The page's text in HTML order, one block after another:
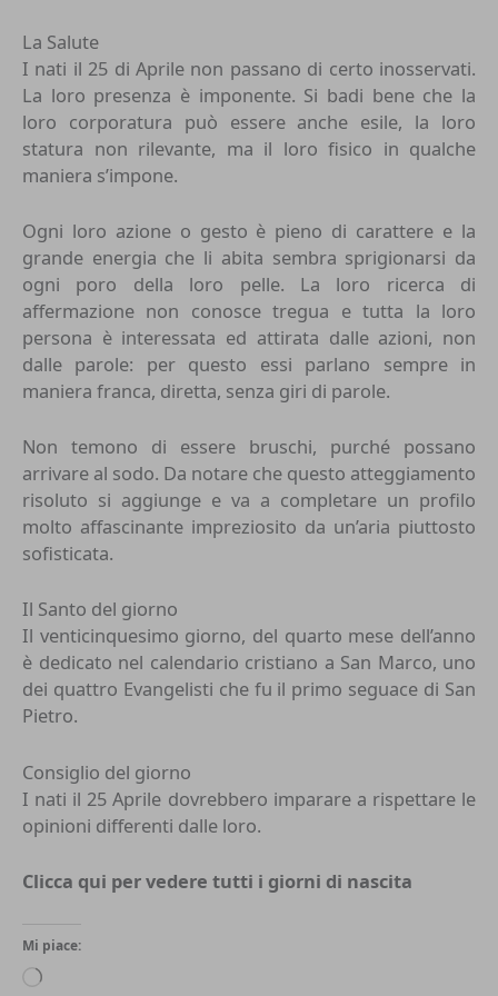
La Salute
I nati il 25 di Aprile non passano di certo inosservati.
La loro presenza è imponente. Si badi bene che la
loro corporatura può essere anche esile, la loro
statura non rilevante, ma il loro fisico in qualche
maniera s’impone.
Ogni loro azione o gesto è pieno di carattere e la
grande energia che li abita sembra sprigionarsi da
ogni poro della loro pelle. La loro ricerca di
affermazione non conosce tregua e tutta la loro
persona è interessata ed attirata dalle azioni, non
dalle parole: per questo essi parlano sempre in
maniera franca, diretta, senza giri di parole.
Non temono di essere bruschi, purché possano
arrivare al sodo. Da notare che questo atteggiamento
risoluto si aggiunge e va a completare un profilo
molto affascinante impreziosito da un’aria piuttosto
sofisticata.
Il Santo del giorno
Il venticinquesimo giorno, del quarto mese dell’anno
è dedicato nel calendario cristiano a San Marco, uno
dei quattro Evangelisti che fu il primo seguace di San
Pietro.
Consiglio del giorno
I nati il 25 Aprile dovrebbero imparare a rispettare le
opinioni differenti dalle loro.
Clicca qui per vedere tutti i giorni di nascita
Mi piace:
Caricamento